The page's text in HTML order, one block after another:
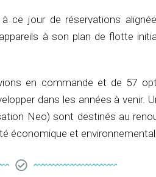
ce jour de réservations
à son plan de flotte
en commande et de 57
dans les années à venir.
Neo) sont destinés au
économique et